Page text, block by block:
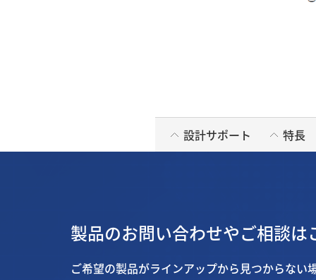
設計サポート 特長
製品のお問い合わせやご相談は
ご希望の製品がラインアップから見つからない